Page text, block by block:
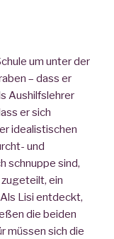
um unter der
– dass er
Aushilfslehrer
er sich
idealistischen
und
schnuppe sind,
ein
Lisi entdeckt,
die beiden
müssen sich die